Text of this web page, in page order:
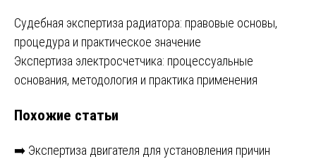
Навигация
по
записям
Судебная экспертиза радиатора: правовые основы,
процедура и практическое значение
Экспертиза электросчетчика: процессуальные
основания, методология и практика применения
Похожие статьи
➡️ Экспертиза двигателя для установления причин